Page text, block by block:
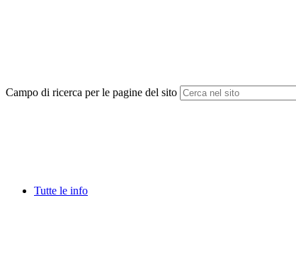
Campo di ricerca per le pagine del sito
Tutte le info